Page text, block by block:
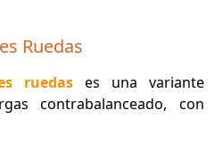
Ruedas
ruedas es una variante
contrabalanceado, con